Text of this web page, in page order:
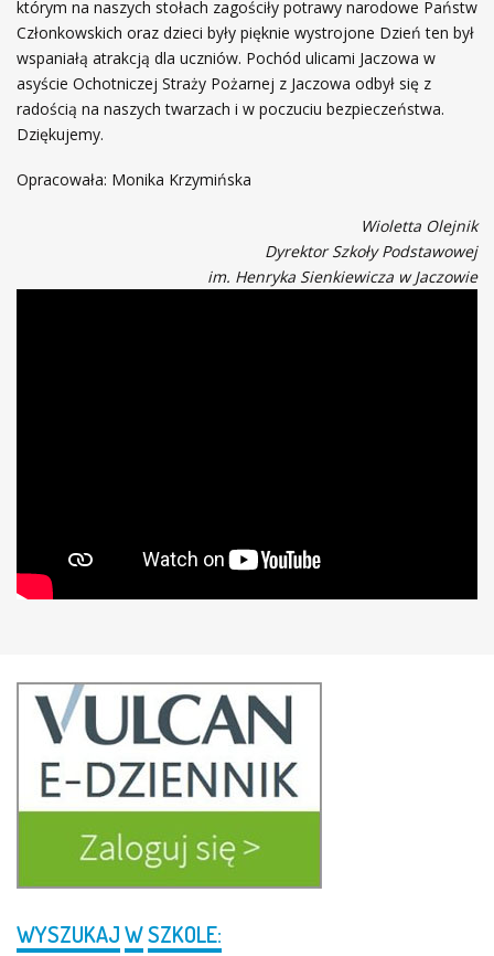
którym na naszych stołach zagościły potrawy narodowe Państw
Członkowskich oraz dzieci były pięknie wystrojone Dzień ten był
wspaniałą atrakcją dla uczniów. Pochód ulicami Jaczowa w
asyście Ochotniczej Straży Pożarnej z Jaczowa odbył się z
radością na naszych twarzach i w poczuciu bezpieczeństwa.
Dziękujemy.
Opracowała: Monika Krzymińska
Wioletta Olejnik
Dyrektor Szkoły Podstawowej
im. Henryka Sienkiewicza w Jaczowie
WYSZUKAJWSZKOLE: